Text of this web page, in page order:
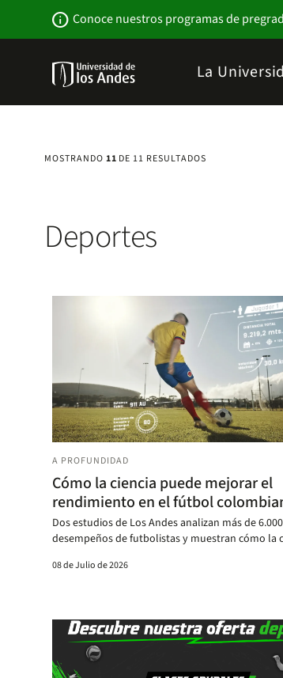
info Conoce nuestros programas de
La
MOSTRANDO 11 DE 11 RESULTADOS
Deportes
A PROFUNDIDAD
Cómo la ciencia puede mejorar el
rendimiento en el fútbol
Dos estudios de Los Andes analizan más de 6.000
desempeños de futbolistas y muestran cómo la
08 de Julio de 2026